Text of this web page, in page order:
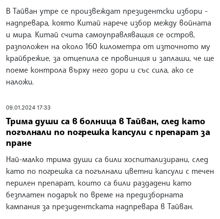
В Тайван утре се произвеждат президентски избори -
надпревара, която Китай нарече избор между войната
и мира. Китай счита самоуправляващия се остров,
разположен на около 160 километра от източното му
крайбрежие, за отцепила се провинция и заплаши, че ще
поеме контрола върху него дори и със сила, ако се
наложи.
09.01.2024 17:33
Трима души са в болница в Тайван, след като
погълнали по погрешка капсули с препарат за
пране
Най-малко трима души са били хоспитализирани, след
като по погрешка са погълнали цветни капсули с течен
перилен препарат, които са били раздадени като
безплатен подарък по време на предизборната
кампания за президентската надпревара в Тайван.